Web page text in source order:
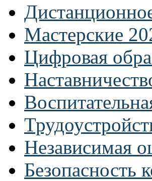
Мастерские
Цифровая
Независимая
Безопасность